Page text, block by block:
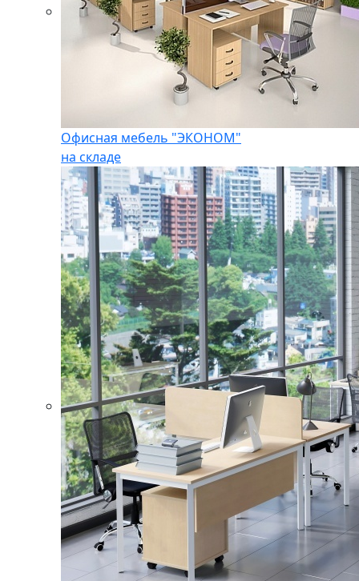
Офисная мебель "ЭКОНОМ"
на складе